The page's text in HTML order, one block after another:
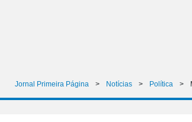
Jornal Primeira Página > Notícias > Política >